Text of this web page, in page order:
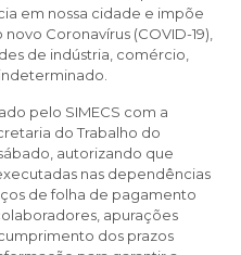
em nossa cidade e impõe
Coronavírus (COVID-19),
de indústria, comércio,
pelo SIMECS com a
do Trabalho do
autorizando que
nas dependências
de folha de pagamento
apurações
dos prazos